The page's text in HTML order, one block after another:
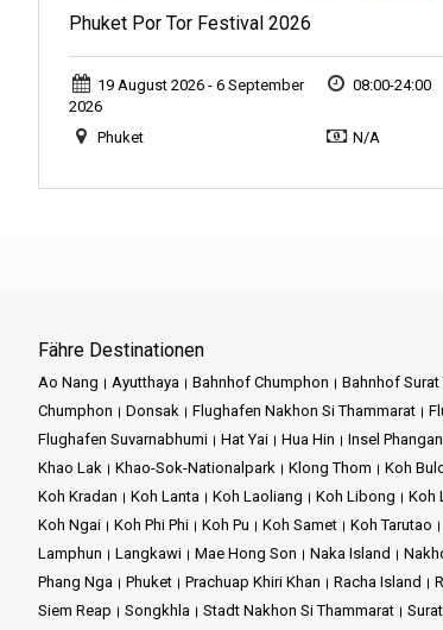
Phuket Por Tor Festival 2026
19 August 2026 - 6 September
2026
08:00-24:00
Phuket N/A
Fähre Destinationen
Ao Nang Ayutthaya Bahnhof Chumphon Bahnhof Surat
Chumphon
Donsak Flughafen Nakhon Si Thammarat
Flughafen Suvarnabhumi
Hat Yai Hua Hin Insel Phangan
Khao Lak
Khao-Sok-Nationalpark Klong Thom Koh
Koh Kradan
Koh Lanta Koh Laoliang Koh Libong Koh
Koh Ngai
Koh Phi Phi Koh Pu Koh Samet Koh Tarutao
Lamphun
Langkawi Mae Hong Son Naka Island
Phang Nga
Phuket Prachuap Khiri Khan Racha Island
Siem Reap
Songkhla Stadt Nakhon Si Thammarat